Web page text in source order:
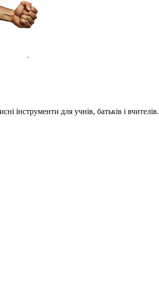
інструменти для учнів, батьків і вчителів.